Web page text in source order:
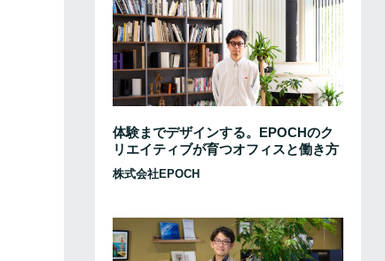
体験までデザインする。EPOCHのク
リエイティブが育つオフィスと働き方
株式会社EPOCH